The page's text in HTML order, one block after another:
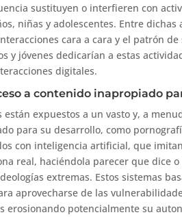
sustituyen o interfieren con
niñas y adolescentes. Entre
cara a cara y el patrón
y jóvenes dedicarían a estas
digitales.
a contenido inapropiado
están expuestos a un vasto y, a
para su desarrollo, como
con inteligencia artificial, que
real, haciéndola parecer que dice
extremas. Estos sistemas
aprovecharse de las
erosionando potencialmente su